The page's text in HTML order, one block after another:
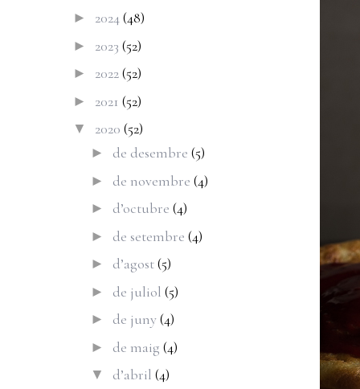
► 2024(48)
► 2023 (52)
► 2022(52)
► 2021 (52)
▼ 2020 (52)
► de desembre (5)
► de novembre (4)
► d’octubre (4)
► de setembre (4)
► d’agost(5)
► de juliol (5)
► de juny(4)
► de maig (4)
▼ d’abril (4)